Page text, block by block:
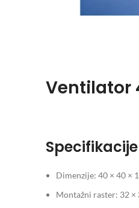
Ventilator
Dimenzije: 40 × 40 ×
Montažni raster: 32 ×